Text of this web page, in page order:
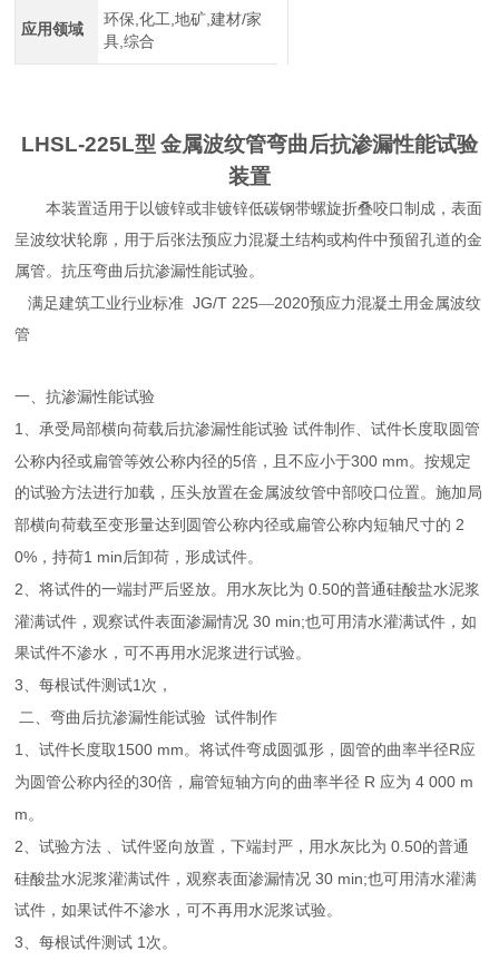
应用领域
环保,化工,地矿,建材/家
具,综合
LHSL-225L型 金属波纹管弯曲后抗渗漏性能试验
装置
本装置适用于以镀锌或非镀锌低碳钢带螺旋折叠咬口制成，表面
呈波纹状轮廓，用于后张法预应力混凝土结构或构件中预留孔道的金
属管。抗压弯曲后抗渗漏性能试验。
满足建筑工业行业标准JG/T 225—2020预应力混凝土用金属波纹
管
一、抗渗漏性能试验
1 、承受局部横向荷载后抗渗漏性能试验 试件制作、试件长度取圆管
公称内径或扁管等效公称内径的5倍，且不应小于300 mm。按规定
的试验方法进行加载，压头放置在金属波纹管中部咬口位置。施加局
部横向荷载至变形量达到圆管公称内径或扁管公称内短轴尺寸的 2
0% ，持荷1 min后卸荷，形成试件。
2、将试件的一端封严后竖放。用水灰比为 0.50的普通硅酸盐水泥浆
灌满试件，观察试件表面渗漏情况 30 min;也可用清水灌满试件，如
果试件不渗水，可不再用水泥浆进行试验。
3、每根试件测试1 次，
二、弯曲后抗渗漏性能试验 试件制作
1 、试件长度取 1500 mm。将试件弯成圆弧形，圆管的曲率半径R应
为圆管公称内径的30倍，扁管短轴方向的曲率半径 R 应为 4 000 m
m。
2、试验方法 、试件竖向放置，下端封严，用水灰比为 0.50的普通
硅酸盐水泥浆灌满试件，观察表面渗漏情况 30 min;也可用清水灌满
试件，如果试件不渗水，可不再用水泥浆试验。
3、每根试件测试 1 次。